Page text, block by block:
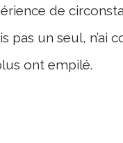
de
un seul, n’ai
ont empilé.